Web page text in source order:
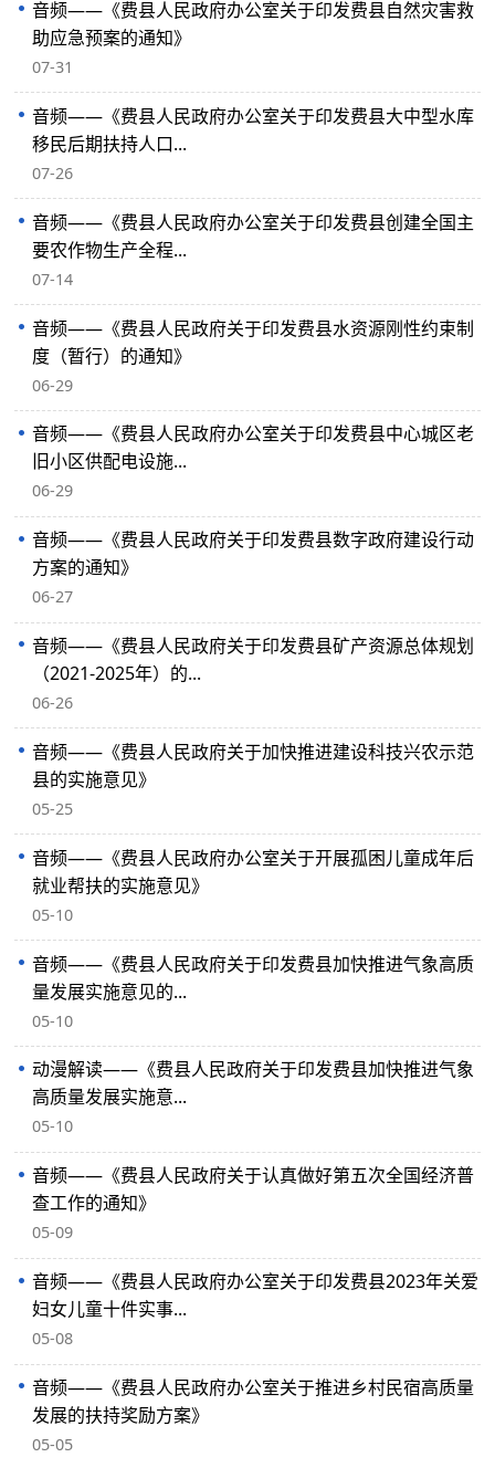
音频——《费县人民政府办公室关于印发费县自然灾害救
助应急预案的通知》
07-31
音频——《费县人民政府办公室关于印发费县大中型水库
移民后期扶持人口...
07-26
音频——《费县人民政府办公室关于印发费县创建全国主
要农作物生产全程...
07-14
音频——《费县人民政府关于印发费县水资源刚性约束制
度（暂行）的通知》
06-29
音频——《费县人民政府办公室关于印发费县中心城区老
旧小区供配电设施...
06-29
音频——《费县人民政府关于印发费县数字政府建设行动
方案的通知》
06-27
音频——《费县人民政府关于印发费县矿产资源总体规划
（2021-2025年）的...
06-26
音频——《费县人民政府关于加快推进建设科技兴农示范
县的实施意见》
05-25
音频——《费县人民政府办公室关于开展孤困儿童成年后
就业帮扶的实施意见》
05-10
音频——《费县人民政府关于印发费县加快推进气象高质
量发展实施意见的...
05-10
动漫解读——《费县人民政府关于印发费县加快推进气象
高质量发展实施意...
05-10
音频——《费县人民政府关于认真做好第五次全国经济普
查工作的通知》
05-09
音频——《费县人民政府办公室关于印发费县2023年关爱
妇女儿童十件实事...
05-08
音频——《费县人民政府办公室关于推进乡村民宿高质量
发展的扶持奖励方案》
05-05